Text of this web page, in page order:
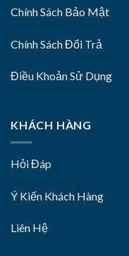
Chính Sách Bảo Mật
Chính Sách Đổi Trả
Điều Khoản Sử Dụng
KHÁCH HÀNG
Hỏi Đáp
Ý Kiến Khách Hàng
Liên Hệ